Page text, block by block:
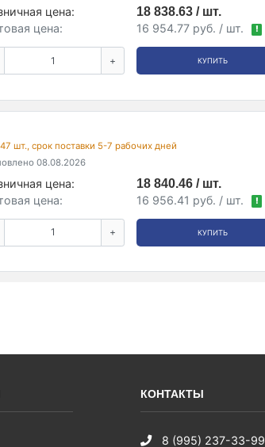
цена:
18 838.63 / шт.
цена:
16 954.77 руб. / шт. !
+ КУПИТЬ
47 шт., срок поставки 5-7 рабочих дней
08.08.2026
цена:
18 840.46 / шт.
цена:
16 956.41 руб. / шт. !
+ КУПИТЬ
КОНТАКТЫ
8 (995) 237-33-99